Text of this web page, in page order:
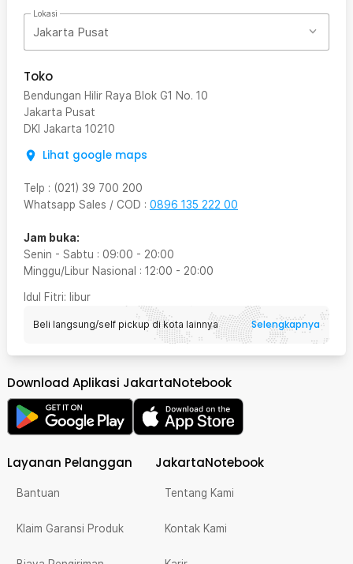
Lokasi
Jakarta Pusat
Toko
Bendungan Hilir Raya Blok G1 No. 10
Jakarta Pusat
DKI Jakarta 10210
Lihat google maps
Telp : (021) 39 700 200
Whatsapp Sales / COD : 0896 135 222 00
Jam buka:
Senin - Sabtu : 09:00 - 20:00
Minggu/Libur Nasional : 12:00 - 20:00
Idul Fitri: libur
Beli langsung/self pickup di kota lainnya Selengkapnya
Download Aplikasi JakartaNotebook
Layanan Pelanggan
Bantuan
Klaim Garansi Produk
JakartaNotebook
Tentang Kami
Kontak Kami